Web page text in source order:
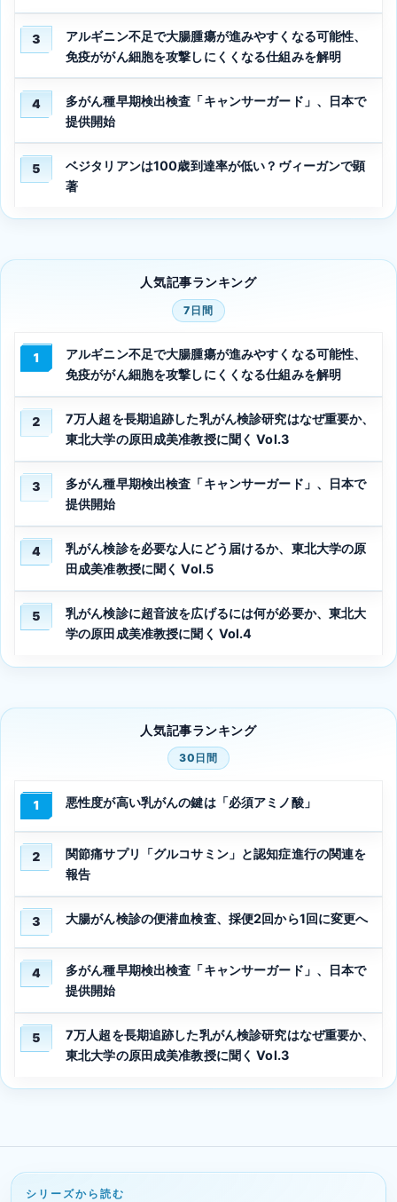
3
アルギニン不足で大腸腫瘍が進みやすくなる可能性、
免疫ががん細胞を攻撃しにくくなる仕組みを解明
4
多がん種早期検出検査「キャンサーガード」、日本で
提供開始
5
ベジタリアンは100歳到達率が低い？ヴィーガンで顕
著
人気記事ランキング
7日間
1
アルギニン不足で大腸腫瘍が進みやすくなる可能性、
免疫ががん細胞を攻撃しにくくなる仕組みを解明
2
7万人超を長期追跡した乳がん検診研究はなぜ重要か、
東北大学の原田成美准教授に聞く Vol.3
3
多がん種早期検出検査「キャンサーガード」、日本で
提供開始
4
乳がん検診を必要な人にどう届けるか、東北大学の原
田成美准教授に聞く Vol.5
5
乳がん検診に超音波を広げるには何が必要か、東北大
学の原田成美准教授に聞く Vol.4
人気記事ランキング
30日間
1 悪性度が高い乳がんの鍵は「必須アミノ酸」
2
関節痛サプリ「グルコサミン」と認知症進行の関連を
報告
3 大腸がん検診の便潜血検査、採便2回から1回に変更へ
4
多がん種早期検出検査「キャンサーガード」、日本で
提供開始
5
7万人超を長期追跡した乳がん検診研究はなぜ重要か、
東北大学の原田成美准教授に聞く Vol.3
シリーズから読む